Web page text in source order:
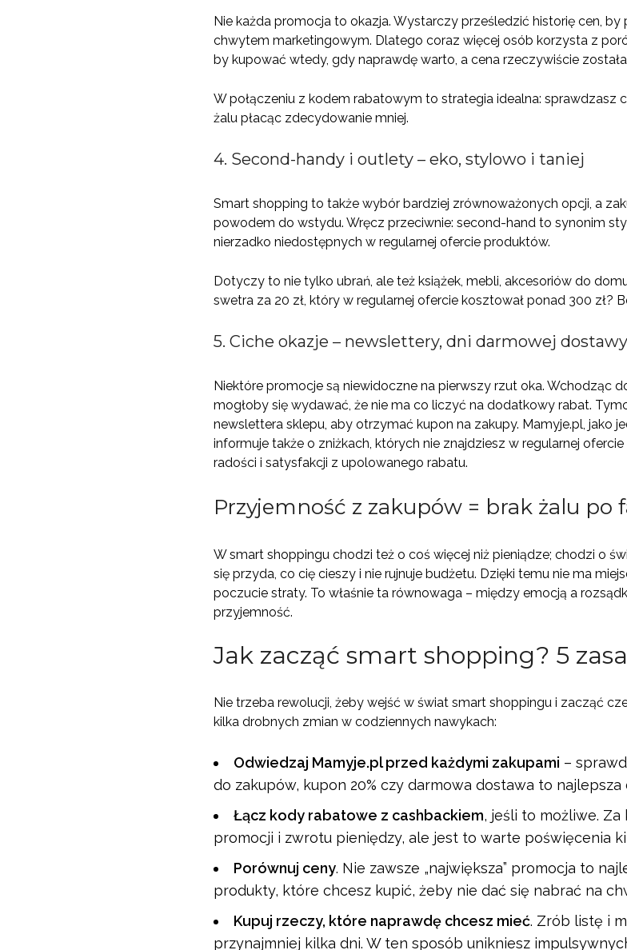
Nie każda promocja to okazja. Wystarczy prześledzić historię cen, by
chwytem marketingowym. Dlatego coraz więcej osób korzysta z
by kupować wtedy, gdy naprawdę warto, a cena rzeczywiście
W połączeniu z kodem rabatowym to strategia idealna: sprawdzasz
żalu płacąc zdecydowanie mniej.
4. Second-handy i outlety – eko, stylowo i taniej
Smart shopping to także wybór bardziej zrównoważonych opcji, a
powodem do wstydu. Wręcz przeciwnie: second-hand to synonim
nierzadko niedostępnych w regularnej ofercie produktów.
Dotyczy to nie tylko ubrań, ale też książek, mebli, akcesoriów do
swetra za 20 zł, który w regularnej ofercie kosztował ponad 300 zł?
5. Ciche okazje – newslettery, dni darmowej
Niektóre promocje są niewidoczne na pierwszy rzut oka. Wchodząc
mogłoby się wydawać, że nie ma co liczyć na dodatkowy rabat.
newslettera sklepu, aby otrzymać kupon na zakupy. Mamyje.pl, jako
informuje także o zniżkach, których nie znajdziesz w regularnej
radości i satysfakcji z upolowanego rabatu.
Przyjemność z zakupów = brak żalu po
W smart shoppingu chodzi też o coś więcej niż pieniądze; chodzi o
się przyda, co cię cieszy i nie rujnuje budżetu. Dzięki temu nie ma
poczucie straty. To właśnie ta równowaga – między emocją a
przyjemność.
Jak zacząć smart shopping? 5
Nie trzeba rewolucji, żeby wejść w świat smart shoppingu i zacząć
kilka drobnych zmian w codziennych nawykach:
Odwiedzaj Mamyje.pl przed każdymi zakupami –
do zakupów, kupon 20% czy darmowa dostawa to
Łącz kody rabatowe z cashbackiem, jeśli to możliwe.
promocji i zwrotu pieniędzy, ale jest to warte poświęcenia
Porównuj ceny. Nie zawsze „największa” promocja to
produkty, które chcesz kupić, żeby nie dać się nabrać na
Kupuj rzeczy, które naprawdę chcesz mieć. Zrób listę i
przynajmniej kilka dni. W ten sposób unikniesz